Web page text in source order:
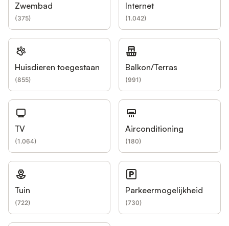
Zwembad
(375)
Internet
(1.042)
Huisdieren toegestaan
(855)
Balkon/Terras
(991)
TV
(1.064)
Airconditioning
(180)
Tuin
(722)
Parkeermogelijkheid
(730)